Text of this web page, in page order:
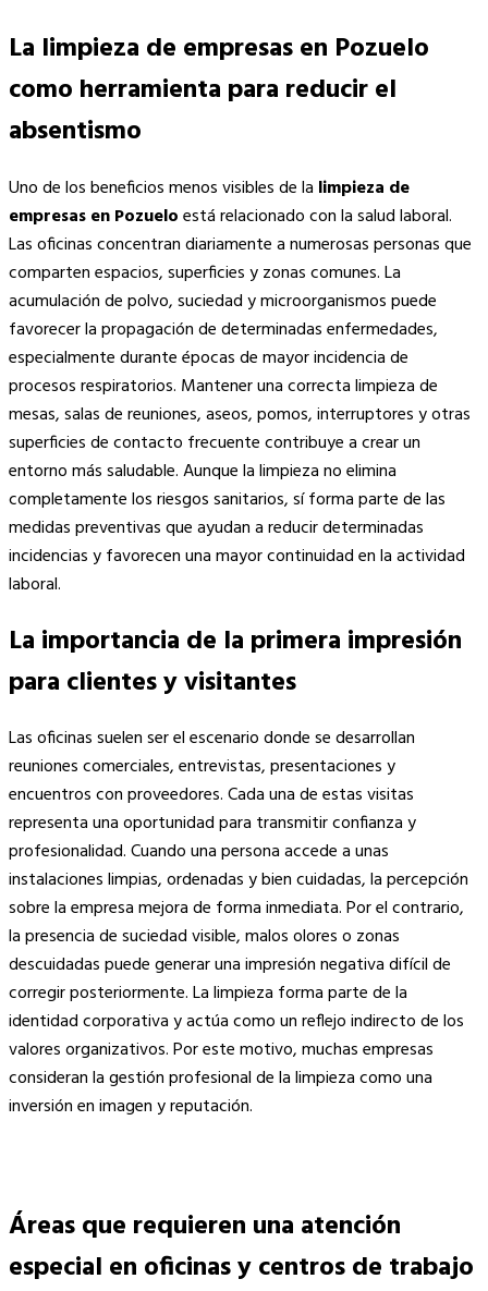
La limpieza de empresas en Pozuelo
como herramienta para reducir el
absentismo
Uno de los beneficios menos visibles de la limpieza de
empresas en Pozueloestá relacionado con la salud laboral.
Las oficinas concentran diariamente a numerosas personas que
comparten espacios, superficies y zonas comunes. La
acumulación de polvo, suciedad y microorganismos puede
favorecer la propagación de determinadas enfermedades,
especialmente durante épocas de mayor incidencia de
procesos respiratorios. Mantener una correcta limpieza de
mesas, salas de reuniones, aseos, pomos, interruptores y otras
superficies de contacto frecuente contribuye a crear un
entorno más saludable. Aunque la limpieza no elimina
completamente los riesgos sanitarios, sí forma parte de las
medidas preventivas que ayudan a reducir determinadas
incidencias y favorecen una mayor continuidad en la actividad
laboral.
La importancia de la primera impresión
para clientes y visitantes
Las oficinas suelen ser el escenario donde se desarrollan
reuniones comerciales, entrevistas, presentaciones y
encuentros con proveedores. Cada una de estas visitas
representa una oportunidad para transmitir confianza y
profesionalidad. Cuando una persona accede a unas
instalaciones limpias, ordenadas y bien cuidadas, la percepción
sobre la empresa mejora de forma inmediata. Por el contrario,
la presencia de suciedad visible, malos olores o zonas
descuidadas puede generar una impresión negativa difícil de
corregir posteriormente. La limpieza forma parte de la
identidad corporativa y actúa como un reflejo indirecto de los
valores organizativos. Por este motivo, muchas empresas
consideran la gestión profesional de la limpieza como una
inversión en imagen y reputación.
Áreas que requieren una atención
especial en oficinas y centros de trabajo